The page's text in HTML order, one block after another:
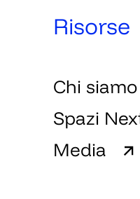
Risorse
Chi siamo
Spazi
Media